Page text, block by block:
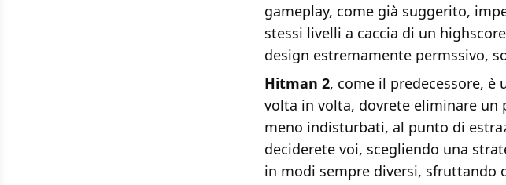
gameplay, come già suggerito,
stessi livelli a caccia di un
design estremamente permssivo,
Hitman 2, come il predecessore,
volta in volta, dovrete eliminare
meno indisturbati, al punto di
deciderete voi, scegliendo una
in modi sempre diversi, sfruttando